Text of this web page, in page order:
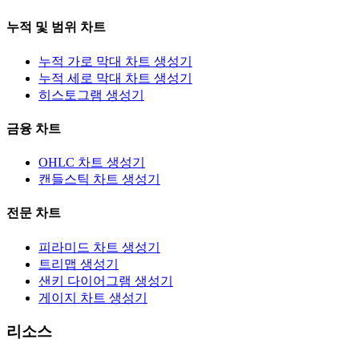
누적 및 범위 차트
누적 가로 막대 차트 생성기
누적 세로 막대 차트 생성기
히스토그램 생성기
금융 차트
OHLC 차트 생성기
캔들스틱 차트 생성기
전문 차트
피라미드 차트 생성기
트리맵 생성기
샌키 다이어그램 생성기
게이지 차트 생성기
리소스